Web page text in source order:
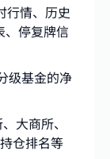
行情、历史
、停复牌信
级基金的净
大商所、
仓排名等